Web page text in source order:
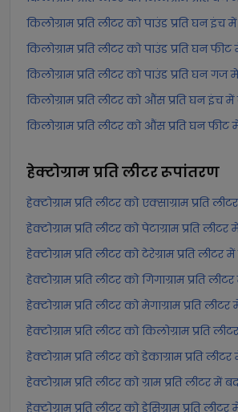
किलोग्राम प्रति लीटर को पाउंड प्रति घन इंच
किलोग्राम प्रति लीटर को पाउंड प्रति घन
किलोग्राम प्रति लीटर को पाउंड प्रति घन
किलोग्राम प्रति लीटर को औंस प्रति घन इंच
किलोग्राम प्रति लीटर को औंस प्रति घन
हेक्टोग्राम प्रति लीटररूपांतरण
हेक्टोग्राम प्रति लीटर को एक्साग्राम प्रति
हेक्टोग्राम प्रति लीटर को पेटाग्राम प्रति
हेक्टोग्राम प्रति लीटर को टेरेग्राम प्रति लीटर
हेक्टोग्राम प्रति लीटर को गिगाग्राम प्रति
हेक्टोग्राम प्रति लीटर को मेगाग्राम प्रति
हेक्टोग्राम प्रति लीटर को किलोग्राम प्रति
हेक्टोग्राम प्रति लीटर को डेकाग्राम प्रति
हेक्टोग्राम प्रति लीटर को ग्राम प्रति लीटर में
हेक्टोग्राम प्रति लीटर को डेसिग्राम प्रति